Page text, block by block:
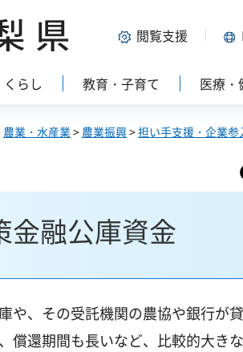
閲覧支援
くらし 教育・子育て 医療・
農業・水産業 > 農業振興>担い手支援・企業参
金融公庫資金
や、その受託機関の農協や銀行が
償還期間も長いなど、比較的大き